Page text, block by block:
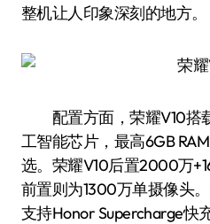
整机让人印象深刻的地方。
配置方面，荣耀V10搭
工智能芯片，最高6GB
选。荣耀V10后置2000万
前置则为1300万单摄像头
支持Honor Supercharge快